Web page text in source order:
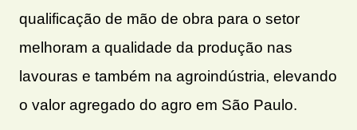
qualificação de mão de obra para o setor
melhoram a qualidade da produção nas
lavouras e também na agroindústria, elevando
o valor agregado do agro em São Paulo.